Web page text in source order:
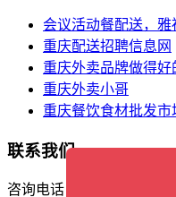
会议活动餐配送，
重庆配送招聘信息网
重庆外卖品牌做得好
重庆外卖小哥
重庆餐饮食材批发市
联系我们
咨询电话：17338388561